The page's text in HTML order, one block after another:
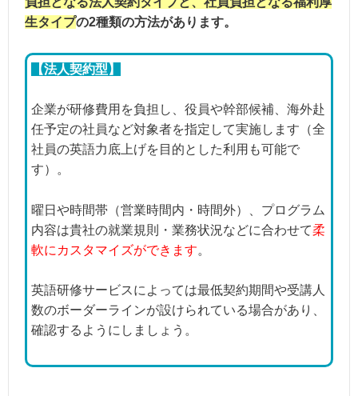
生タイプの2種類の方法があります。
【法人契約型】
企業が研修費用を負担し、役員や幹部候補、海外赴
任予定の社員など対象者を指定して実施します（全
社員の英語力底上げを目的とした利用も可能で
す）。
曜日や時間帯（営業時間内・時間外）、プログラム
内容は貴社の就業規則・業務状況などに合わせて柔
軟にカスタマイズができます。
英語研修サービスによっては最低契約期間や受講人
数のボーダーラインが設けられている場合があり、
確認するようにしましょう。